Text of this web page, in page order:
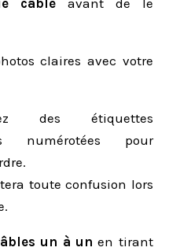
câble avant de le
claires avec votre
des étiquettes
numérotées pour
toute confusion lors
un à un en tirant